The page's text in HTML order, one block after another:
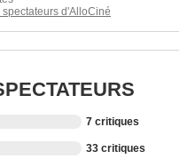
d'AlloCiné
7 critiques
33 critiques